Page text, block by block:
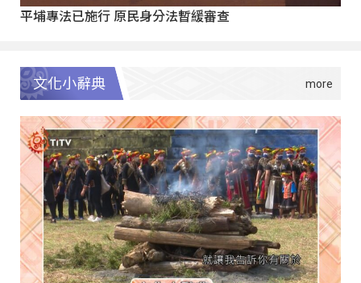
平埔專法已施行 原民身分法暫緩審查
文化小辭典